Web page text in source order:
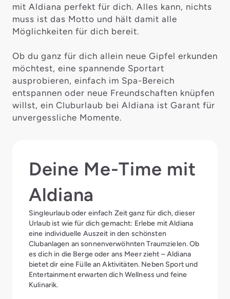
mit Aldiana perfekt für dich. Alles kann, nichts
muss ist das Motto und hält damit alle
Möglichkeiten für dich bereit.
Ob du ganz für dich allein neue Gipfel erkunden
möchtest, eine spannende Sportart
ausprobieren, einfach im Spa-Bereich
entspannen oder neue Freundschaften knüpfen
willst, ein Cluburlaub bei Aldiana ist Garant für
unvergessliche Momente.
Deine Me-Time mit
Aldiana
Singleurlaub oder einfach Zeit ganz für dich, dieser
Urlaub ist wie für dich gemacht: Erlebe mit Aldiana
eine individuelle Auszeit in den schönsten
Clubanlagen an sonnenverwöhnten Traumzielen. Ob
es dich in die Berge oder ans Meer zieht – Aldiana
bietet dir eine Fülle an Aktivitäten. Neben Sport und
Entertainment erwarten dich Wellness und feine
Kulinarik.